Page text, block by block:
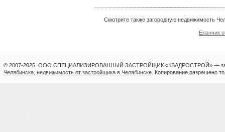
Смотрите также загородную недвижимость
Еланчик
© 2007-2025. ООО СПЕЦИАЛИЗИРОВАННЫЙ ЗАСТРОЙЩИК «КВАДРОСТРОЙ» —
Челябинска недвижимость от застройщика в Челябинске Копирование разрешено